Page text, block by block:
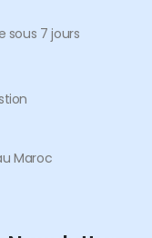
sous 7 jours
Maroc